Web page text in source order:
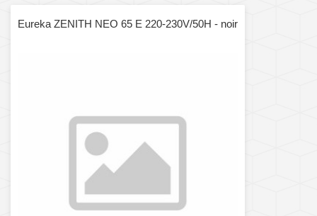
Eureka ZENITH NEO 65 E 220-230V/50H - noir